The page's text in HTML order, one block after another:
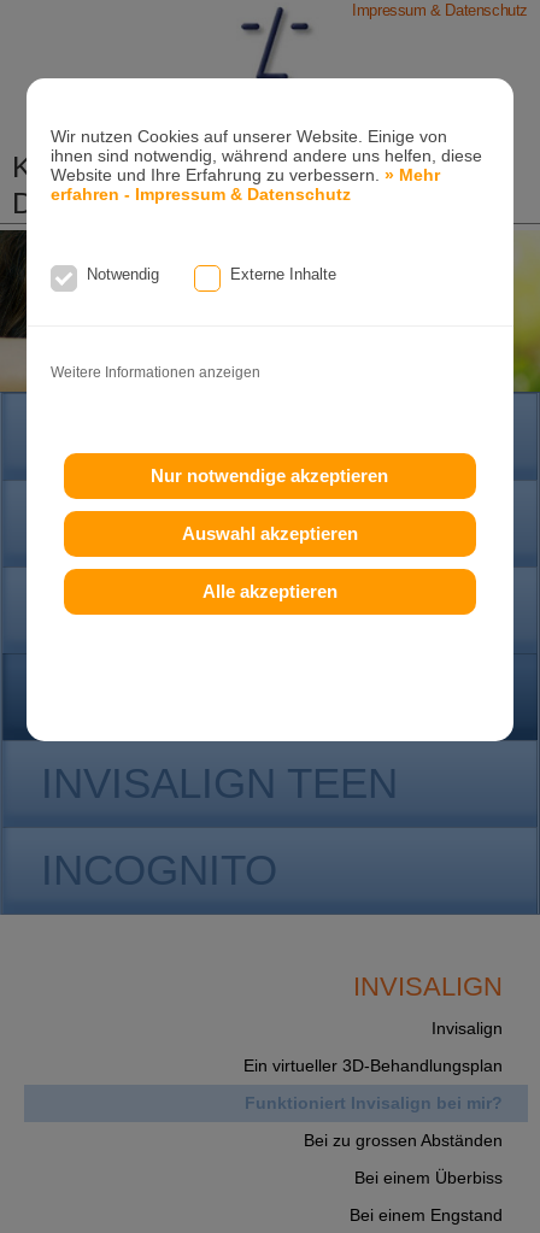
Wir nutzen Cookies auf unserer Website. Einige von
ihnen sind notwendig, während andere uns helfen, diese
Website und Ihre Erfahrung zu verbessern.» Mehr
erfahren - Impressum & Datenschutz
Notwendig Externe Inhalte
Weitere Informationen anzeigen
Nur notwendige akzeptieren
Auswahl akzeptieren
Alle akzeptieren
Impressum & Datenschutz
Kieferorthopädische Praxis
Dr. Konik & Kollegen
Zahn- und Kieferregulierungen für Kinder und
Erwachsene
Ganzheitliche-Kieferorthopädie
Erwachsenen-Kieferorthopädie
PRAXIS
KONTAKT
INVISALIGN TEEN
INCOGNITO
INVISALIGN
Invisalign
Ein virtueller 3D-Behandlungsplan
Funktioniert Invisalign bei mir?
Bei zu grossen Abständen
Bei einem Überbiss
Bei einem Engstand